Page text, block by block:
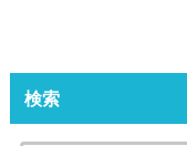
検索